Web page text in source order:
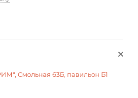
Смольная 63Б, павильон Б1